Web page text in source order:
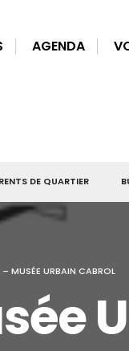
AGENDA
DE QUARTIER
MUSÉE URBAIN CABROL